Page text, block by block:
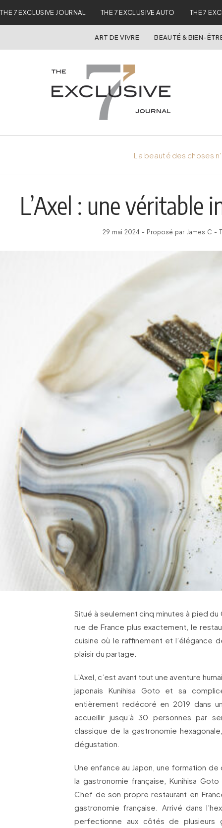
THE 7 EXCLUSIVE JOURNAL THE 7 EXCLUSIVE AUTO THE 7
ART DE VIVRE BEAUTÉ & BIEN-
La beauté des choses
L’Axel : une véritable
29 mai 2024 - Proposé par James C -
Situé à seulement cinq minutes à pied du
rue de France plus exactement, le
cuisine où le raffinement et l’élégance
plaisir du partage.
L’Axel, c’est avant tout une aventure
japonais Kunihisa Goto et sa
entièrement redécoré en 2019 dans
accueillir jusqu’à 30 personnes par
classique de la gastronomie
dégustation.
Une enfance au Japon, une formation de
la gastronomie française, Kunihisa
Chef de son propre restaurant en
gastronomie française. Arrivé dans
perfectionne aux côtés de plusieurs